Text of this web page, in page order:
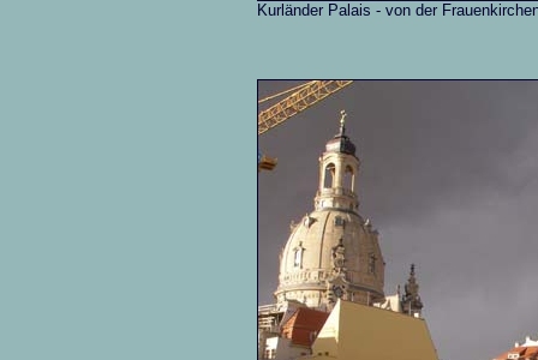
Kurländer Palais - von der